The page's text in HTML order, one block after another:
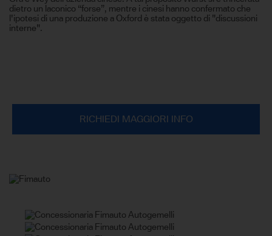
dietro un laconico “forse”, mentre i cinesi hanno confermato che
l'ipotesi di una produzione a Oxford è stata oggetto di "discussioni
interne".
RICHIEDI MAGGIORI INFO